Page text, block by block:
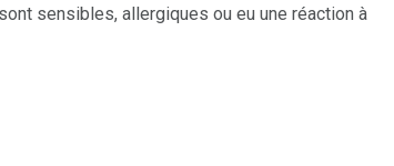
sensibles, allergiques ou eu une réaction à